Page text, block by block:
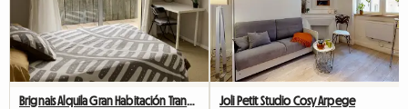
Joli Petit Studio Cosy Arpege